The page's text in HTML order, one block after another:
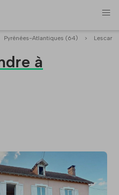
Pyrénées-Atlantiques (64) > Lescar
à